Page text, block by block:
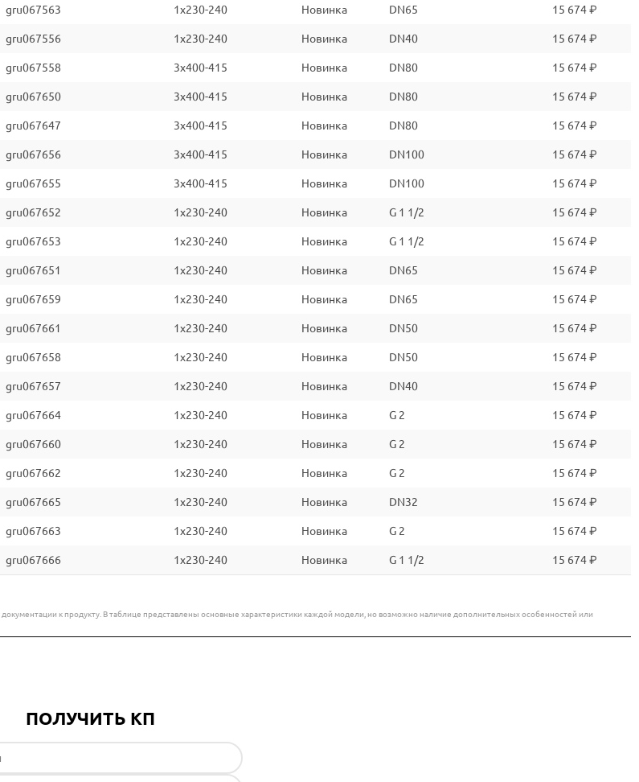
gru067563 1x230-240 Новинка DN65 15 674 ₽
gru067556 1x230-240 Новинка DN40 15 674 ₽
gru067558 3x400-415 Новинка DN80 15 674 ₽
gru067650 3x400-415 Новинка DN80 15 674 ₽
gru067647 3x400-415 Новинка DN80 15 674 ₽
gru067656 3x400-415 Новинка DN100 15 674 ₽
gru067655 3x400-415 Новинка DN100 15 674 ₽
gru067652 1x230-240 Новинка G 1 1/2 15 674 ₽
gru067653 1x230-240 Новинка G 1 1/2 15 674 ₽
gru067651 1x230-240 Новинка DN65 15 674 ₽
gru067659 1x230-240 Новинка DN65 15 674 ₽
gru067661 1x230-240 Новинка DN50 15 674 ₽
gru067658 1x230-240 Новинка DN50 15 674 ₽
gru067657 1x230-240 Новинка DN40 15 674 ₽
gru067664 1x230-240 Новинка G 2 15 674 ₽
gru067660 1x230-240 Новинка G 2 15 674 ₽
gru067662 1x230-240 Новинка G 2 15 674 ₽
gru067665 1x230-240 Новинка DN32 15 674 ₽
gru067663 1x230-240 Новинка G 2 15 674 ₽
gru067666 1x230-240 Новинка G 1 1/2 15 674 ₽
к продукту. В таблице представлены основные характеристики каждой модели, но возможно наличие дополнительных особенностей или
ПОЛУЧИТЬ КП